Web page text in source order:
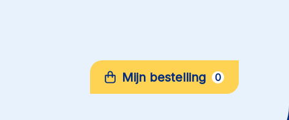
Mijn bestelling 0